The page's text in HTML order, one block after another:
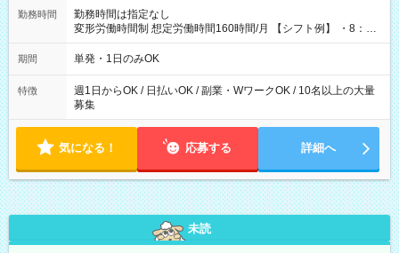
勤務時間
勤務時間は指定なし
変形労働時間制 想定労働時間160時間/月 【シフト例】 ・8：00
～21：00
期間 単発・1日のみOK
特徴
週1日からOK / 日払いOK / 副業・WワークOK / 10名以上の大量
募集
気になる！ 応募する 詳細へ
未読